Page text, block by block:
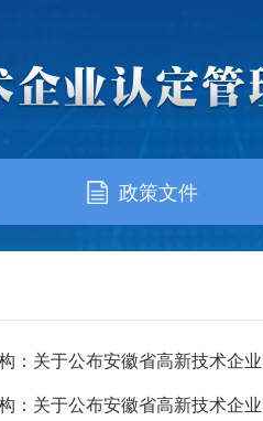
政策文件
：关于公布安徽省高新技术企
：关于公布安徽省高新技术企